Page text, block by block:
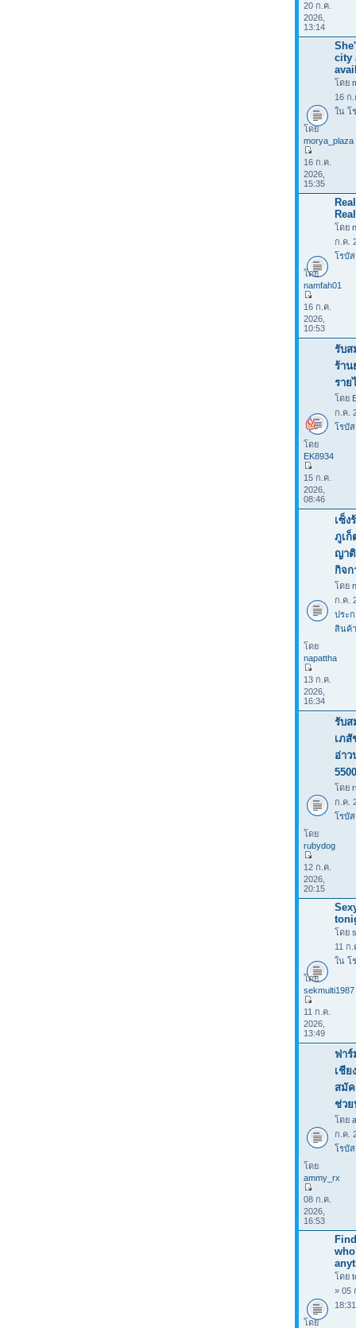
20 ก.ค.
2026,
13:14
city
โดย
16 ก
ใน โ
โดย
morya_plaza
16 ก.ค.
2026,
15:35
โดย
ก.ค.
โรบั
โดย
namfah01
16 ก.ค.
2026,
10:53
รับส
ร้าน
ราย
โดย
ก.ค.
โรบั
โดย
EK8934
15 ก.ค.
2026,
08:46
เซ็ง
ภูเก็
ญา
กิจก
โดย
ก.ค.
ประ
สินค้า
โดย
napattha
13 ก.ค.
2026,
16:34
รับส
เภ
อ่าว
โดย
ก.ค.
โรบั
โดย
rubydog
12 ก.ค.
2026,
20:15
โดย
11 ก.
ใน โ
โดย
sekmulti1987
11 ก.ค.
2026,
13:49
ฟา
เชีย
สมัค
ช่วย
โดย
ก.ค.
โรบั
โดย
ammy_rx
08 ก.ค.
2026,
16:53
โดย
» 05
โดย